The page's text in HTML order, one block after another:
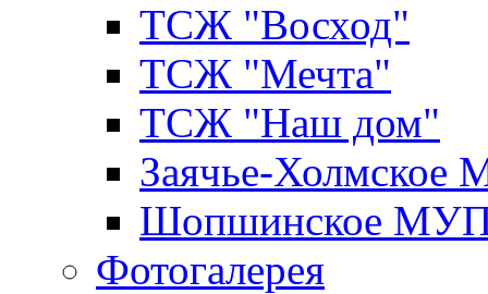
ТСЖ "Восход"
ТСЖ "Мечта"
ТСЖ "Наш дом"
Заячье-
Шопшинское
Фотогалерея